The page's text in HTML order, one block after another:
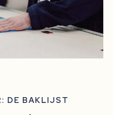
DE BAKLIJST